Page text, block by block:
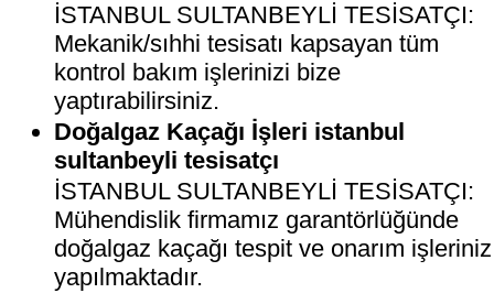
İSTANBUL SULTANBEYLİ TESİSATÇI:
Mekanik/sıhhi tesisatı kapsayan tüm
kontrol bakım işlerinizi bize
yaptırabilirsiniz.
Doğalgaz Kaçağı İşleri istanbul
sultanbeyli tesisatçı
İSTANBUL SULTANBEYLİ TESİSATÇI:
Mühendislik firmamız garantörlüğünde
doğalgaz kaçağı tespit ve onarım işleriniz
yapılmaktadır.